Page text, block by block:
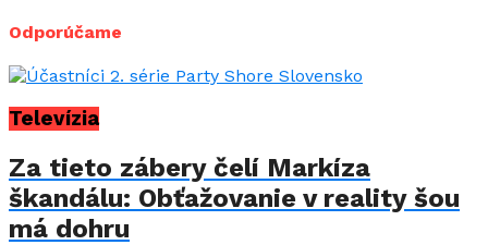
Odporúčame
Televízia
Za tieto zábery čelí Markíza
škandálu: Obťažovanie v reality šou
má dohru